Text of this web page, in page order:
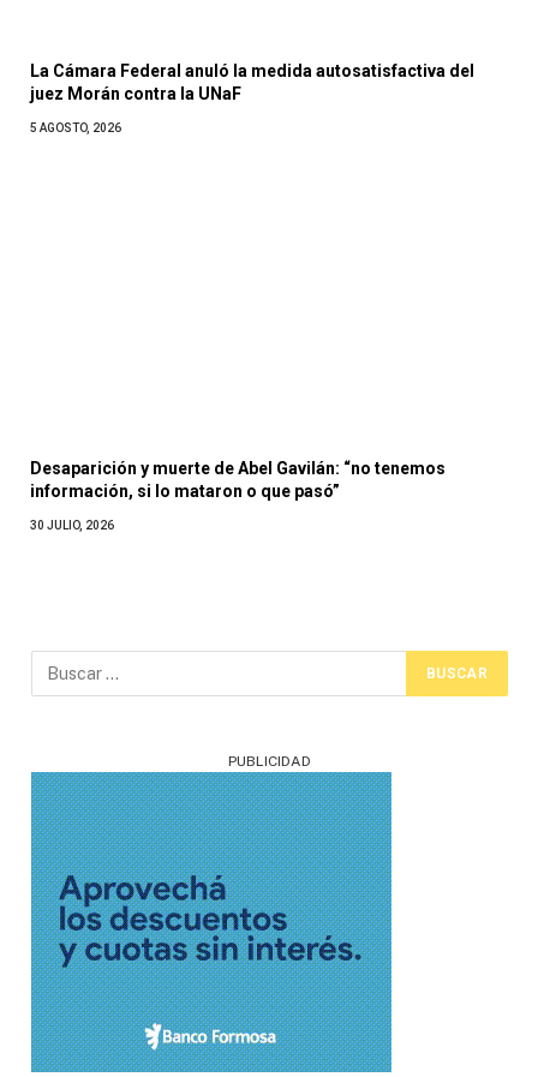
La Cámara Federal anuló la medida autosatisfactiva del
juez Morán contra la UNaF
5 AGOSTO, 2026
Desaparición y muerte de Abel Gavilán: “no tenemos
información, si lo mataron o que pasó”
30 JULIO, 2026
PUBLICIDAD